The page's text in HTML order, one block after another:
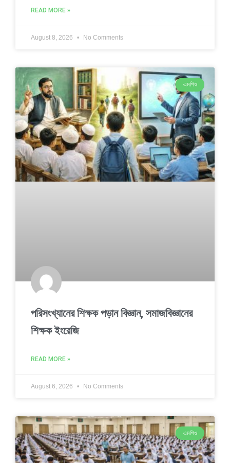
READ MORE »
August 8, 2026 No Comments
এমপিও
পরিসংখ্যানের শিক্ষক পড়ান বিজ্ঞান, সমাজবিজ্ঞানের
শিক্ষক ইংরেজি
READ MORE »
August 6, 2026 No Comments
এমপিও